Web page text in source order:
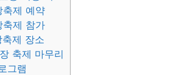
축제 예약
축제 참가
제 장소
축제 마무리
그램